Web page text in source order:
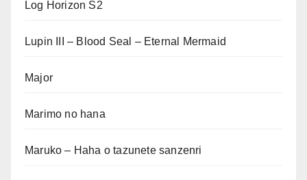
Log Horizon S2
Lupin III – Blood Seal – Eternal Mermaid
Major
Marimo no hana
Maruko – Haha o tazunete sanzenri